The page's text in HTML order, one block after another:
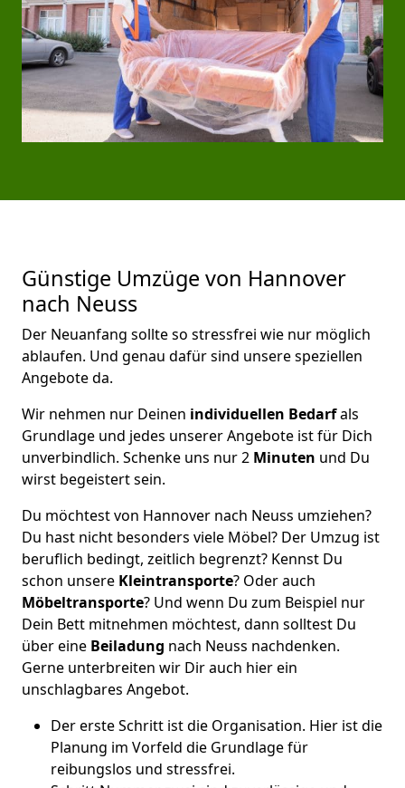
Günstige Umzüge von Hannover
nach Neuss
Der Neuanfang sollte so stressfrei wie nur möglich
ablaufen. Und genau dafür sind unsere speziellen
Angebote da.
Wir nehmen nur Deinen individuellen Bedarfals
Grundlage und jedes unserer Angebote ist für Dich
unverbindlich. Schenke uns nur 2 Minuten und Du
wirst begeistert sein.
Du möchtest von Hannover nach Neuss umziehen?
Du hast nicht besonders viele Möbel? Der Umzug ist
beruflich bedingt, zeitlich begrenzt? Kennst Du
schon unsere Kleintransporte? Oder auch
Möbeltransporte? Und wenn Du zum Beispiel nur
Dein Bett mitnehmen möchtest, dann solltest Du
über eine Beiladung nach Neuss nachdenken.
Gerne unterbreiten wir Dir auch hier ein
unschlagbares Angebot.
Der erste Schritt ist die Organisation. Hier ist die
Planung im Vorfeld die Grundlage für
reibungslos und stressfrei.